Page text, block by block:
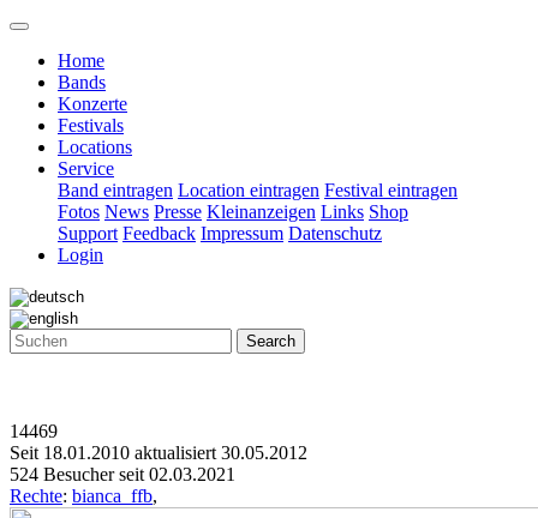
Home
Bands
Konzerte
Festivals
Locations
Service
Band eintragen Location eintragen Festival eintragen
Fotos News Presse Kleinanzeigen Links Shop
Support Feedback Impressum Datenschutz
Login
Search
14469
Seit 18.01.2010 aktualisiert 30.05.2012
524 Besucher seit 02.03.2021
Rechte: bianca_ffb,